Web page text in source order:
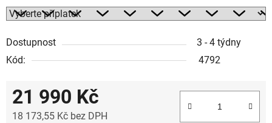
Dostupnost
3 - 4 týdny
Kód:
4792
21 990 Kč
18 173,55 Kč bez DPH